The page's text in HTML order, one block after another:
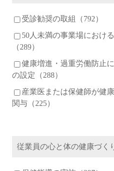
受診勧奨の取組（792）
50人未満の事業場におけ
（289）
健康増進・過重労働防止
の設定（288）
産業医または保健師が健
関与（225）
従業員の心と体の健康づく